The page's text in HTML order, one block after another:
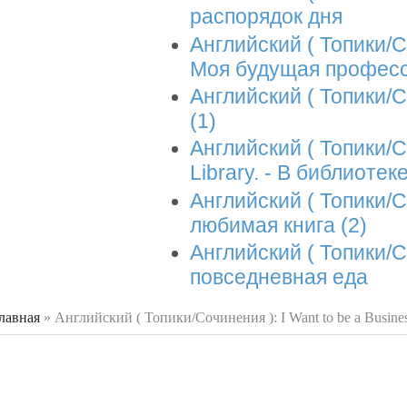
распорядок дня
Английский (
Моя будущая
Английский ( Топики/
(1)
Английский ( Топики/
Library. - В
Английский (
любимая книга (2)
Английский (
повседневная еда
» Английский ( Топики/Сочинения ): I Want to be a